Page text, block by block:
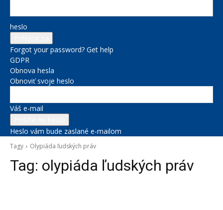
heslo
Forgot your password? Get help
GDPR
Obnova hesla
Obnoviť svoje heslo
Váš e-mail
Heslo vám bude zaslané e-mailom
Tagy Olypiáda ľudských práv
Tag: olypiáda ľudských práv